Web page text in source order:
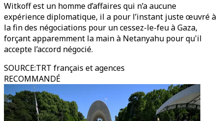
Witkoff est un homme d’affaires qui n’a aucune
expérience diplomatique, il a pour l’instant juste œuvré à
la fin des négociations pour un cessez-le-feu à Gaza,
forçant apparemment la main à Netanyahu pour qu'il
accepte l’accord négocié.
SOURCE:TRT français et agences
RECOMMANDÉ